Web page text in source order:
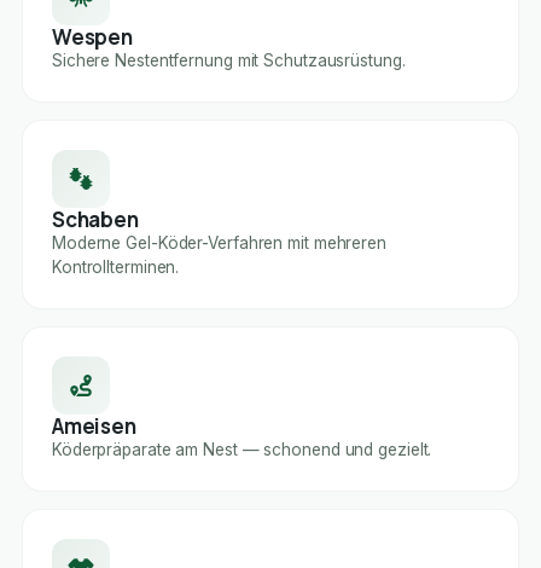
Wespen
Sichere Nestentfernung mit Schutzausrüstung.
Schaben
Moderne Gel-Köder-Verfahren mit mehreren
Kontrollterminen.
Ameisen
Köderpräparate am Nest — schonend und gezielt.